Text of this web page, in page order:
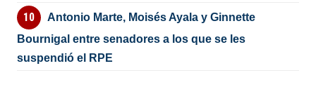
Antonio Marte, Moisés Ayala y Ginnette
Bournigal entre senadores a los que se les
suspendió el RPE